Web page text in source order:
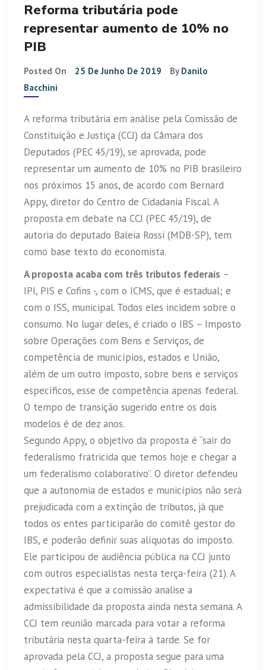
Reforma tributária pode
representar aumento de 10% no
PIB
Posted On 25 De Junho De 2019 By Danilo
Bacchini
A reforma tributária em análise pela Comissão de
Constituição e Justiça (CCJ) da Câmara dos
Deputados (PEC 45/19), se aprovada, pode
representar um aumento de 10% no PIB brasileiro
nos próximos 15 anos, de acordo com Bernard
Appy, diretor do Centro de Cidadania Fiscal. A
proposta em debate na CCJ (PEC 45/19), de
autoria do deputado Baleia Rossi (MDB-SP), tem
como base texto do economista.
A proposta acaba com três tributos federais –
IPI, PIS e Cofins -, com o ICMS, que é estadual; e
com o ISS, municipal. Todos eles incidem sobre o
consumo. No lugar deles, é criado o IBS – Imposto
sobre Operações com Bens e Serviços, de
competência de municípios, estados e União,
além de um outro imposto, sobre bens e serviços
específicos, esse de competência apenas federal.
O tempo de transição sugerido entre os dois
modelos é de dez anos.
Segundo Appy, o objetivo da proposta é “sair do
federalismo fratricida que temos hoje e chegar a
um federalismo colaborativo”. O diretor defendeu
que a autonomia de estados e municípios não será
prejudicada com a extinção de tributos, já que
todos os entes participarão do comitê gestor do
IBS, e poderão definir suas alíquotas do imposto.
Ele participou de audiência pública na CCJ junto
com outros especialistas nesta terça-feira (21). A
expectativa é que a comissão analise a
admissibilidade da proposta ainda nesta semana. A
CCJ tem reunião marcada para votar a reforma
tributária nesta quarta-feira à tarde. Se for
aprovada pela CCJ, a proposta segue para uma